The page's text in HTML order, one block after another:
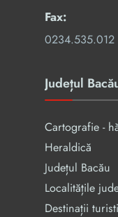
Fax:
0234.535.012
Județul
Cartografie -
Heraldică
Județul Bacău
Localitățile
Destinații